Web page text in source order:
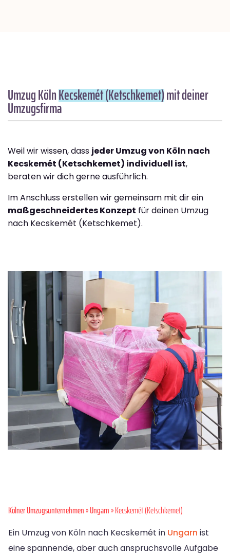
Umzug KölnKecskemét (Ketschkemet)mit deiner
Umzugsfirma
Weil wir wissen, dass jeder Umzug von Köln nach
Kecskemét (Ketschkemet) individuell ist,
beraten wir dich gerne ausführlich.
Im Anschluss erstellen wir gemeinsam mit dir ein
maßgeschneidertes Konzept für deinen Umzug
nach Kecskemét (Ketschkemet).
Kölner Umzugsunternehmen»Ungarn» Kecskemét (Ketschkemet)
Ein Umzug von Köln nach Kecskemét in Ungarn ist
eine spannende, aber auch anspruchsvolle Aufgabe